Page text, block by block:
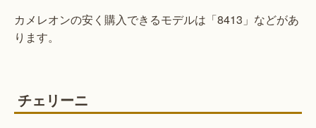
カメレオンの安く購入できるモデルは「8413」などがあ
ります。
チェリーニ